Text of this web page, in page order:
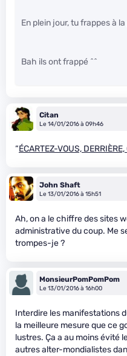
En plein jour, tu frappes à
Bah ils ont frappé ^^
Citan
Le 14/01/2016 à 09h46
“ÉCARTEZ-VOUS, DERRIÈRE,
John Shaft
Le 13/01/2016 à 15h51
Ah, on a le chiffre des sites
administrative du coup. Me
trompes-je ?
MonsieurPomPomPom
Le 13/01/2016 à 16h00
Interdire les manifestations
la meilleure mesure que ce
lustres. Ça a au moins évité
autres alter-mondialistes